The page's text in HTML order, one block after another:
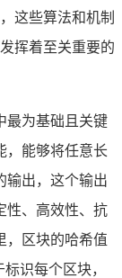
这些算法和机制
挥着至关重要的
最为基础且关键
，能够将任意长
输出，这个输出
性、高效性、抗
，区块的哈希值
识每个区块，